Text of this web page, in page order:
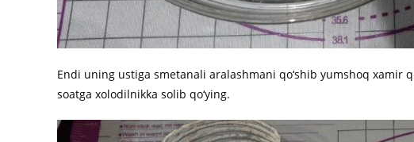
Endi uning ustiga smetanali aralashmani qo‘shib yumshoq xamir
soatga xolodilnikka solib qo‘ying.